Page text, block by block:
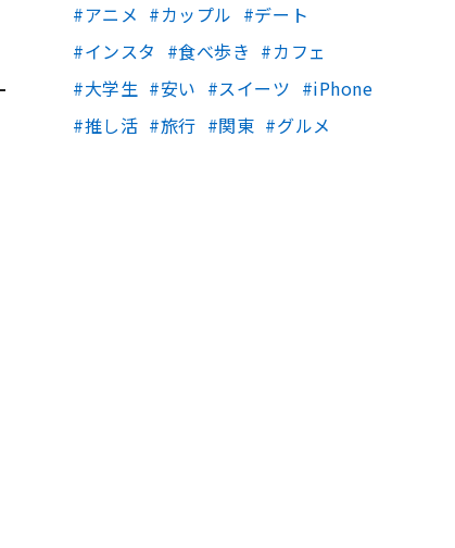
アニメ
カップル
デート
インスタ
食べ歩き
カフェ
大学生
安い スイーツ
iPhone
推し活
旅行 関東 グルメ